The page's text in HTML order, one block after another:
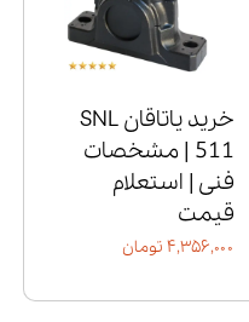
خرید یاتاقان SNL
511 | مشخصات
فنی | استعلام
قیمت
۴,۳۵۶,۰۰۰ تومان